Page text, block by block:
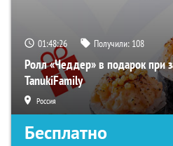
01:48:26 Получили: 108
Ролл «Чеддер» в подарок при
TanukiFamily
Россия
Бесплатно